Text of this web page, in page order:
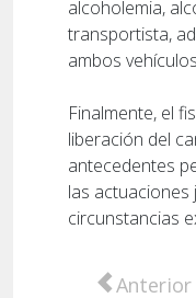
alcoholemia,
transportista,
ambos
Finalmente, el
liberación del
antecedentes
las actuaciones
circunstancias
Artículo
Anterior